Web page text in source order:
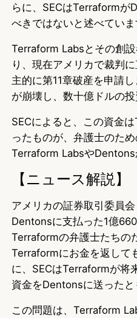
o
d
o
n
s
y
らに、SECはTerraformが
べきではないと述べていま
Terraform Labsとその創
り、現在アメリカで裁判
主的に第11章破産を申請
が崩壊し、数十億ドルの
SECによると、この資金
ったものが、弁護士のた
Terraform LabsやDentons
【ニュース解説】
アメリカの証券取引委員
Dentonsに支払った1億
Terraformの弁護士たちの
Terraformにお金を返して
に、SECはTerraformが将
資金をDentonsに送ったと
この問題は、Terraform